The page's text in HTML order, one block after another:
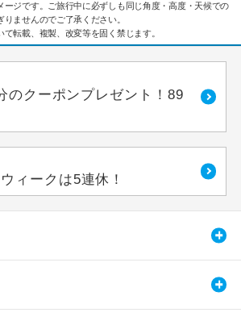
ジです。ご旅行中に必ずしも同じ角度・高度・天候での
ませんのでご了承ください。
転載、複製、改変等を固く禁じます。
のクーポンプレゼント！89
ィークは5連休！